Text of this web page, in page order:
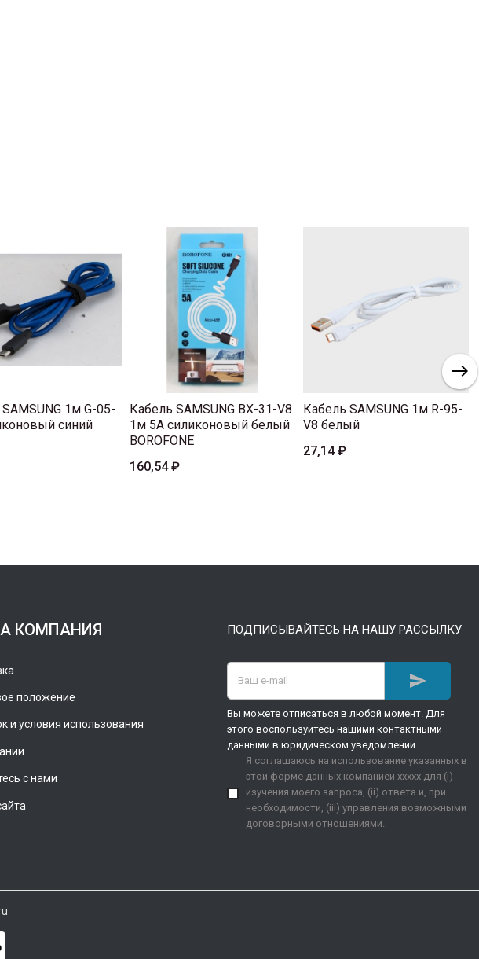
1м G-05-
синий
Кабель SAMSUNG BX-31-V8
1м 5A силиконовый белый
BOROFONE
160,54 ₽
Кабель SAMSUNG 1м R-95-
V8 белый
27,14 ₽
КОМПАНИЯ
положение
и условия использования
с нами
ПОДПИСЫВАЙТЕСЬ НА НАШУ РАССЫЛКУ

Вы можете отписаться в любой момент. Для
этого воспользуйтесь нашими контактными
данными в юридическом уведомлении.
Я соглашаюсь на использование указанных в
этой форме данных компанией xxxxx для (i)
изучения моего запроса, (ii) ответа и, при
необходимости, (iii) управления возможными
договорными отношениями.